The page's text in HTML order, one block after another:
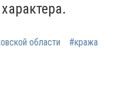
области #кража